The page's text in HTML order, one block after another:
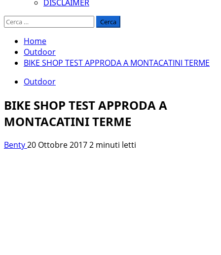
DISCLAIMER
Ricerca
Home
Outdoor
BIKE SHOP TEST APPRODA A MONTACATINI TERME
Outdoor
BIKE SHOP TEST APPRODA A
MONTACATINI TERME
Benty20 Ottobre 20172 minuti letti